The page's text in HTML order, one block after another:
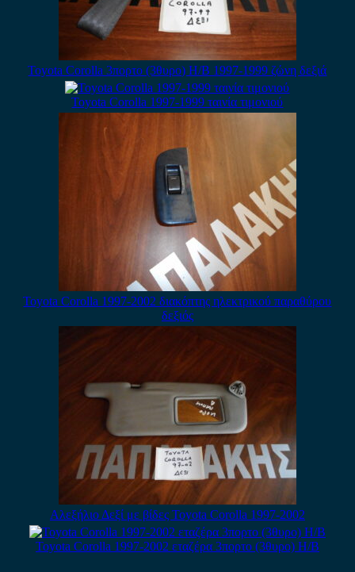
Toyota Corolla 3πορτο (3θυρο) H/B 1997-1999 ζώνη δεξιά
Toyota Corolla 1997-1999 ταινία τιμονιού
Toyota Corolla 1997-2002 διακόπτης ηλεκτρικού παραθύρου
δεξιός
Αλεξήλιο Δεξί με βίδες Toyota Corolla 1997-2002
Toyota Corolla 1997-2002 εταζέρα 3πορτο (3θυρο) H/B